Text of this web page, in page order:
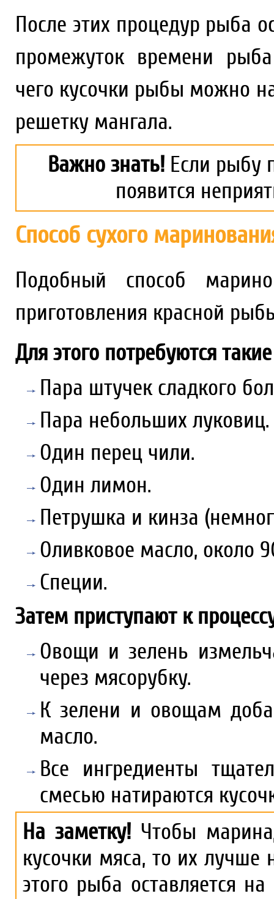
После этих процедур рыба
промежуток времени рыба
чего кусочки рыбы можно
решетку мангала.
Важно знать!Если рыбу
появится
Способ сухого
Подобный способ
приготовления красной
Для этого потребуются
Пара штучек сладкого
Пара небольших луковиц.
Один перец чили.
Один лимон.
Петрушка и кинза
Оливковое масло, около
Специи.
Затем приступают к
Овощи и зелень
через мясорубку.
К зелени и овощам
масло.
Все ингредиенты
смесью натираются
На заметку! Чтобы
кусочки мяса, то их
этого рыба оставляется